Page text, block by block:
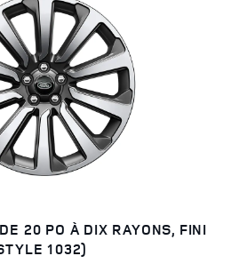
20 PO À DIX RAYONS, FINI
1032)